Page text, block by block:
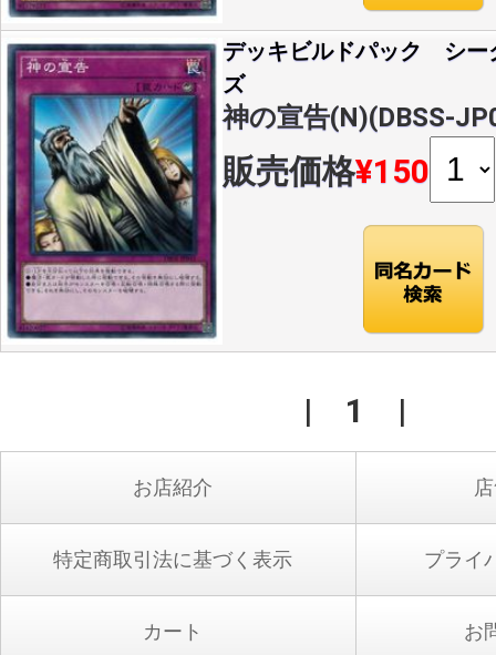
デッキビルドパック シー
ズ
神の宣告(N)(DBSS-
販売価格¥150
| 1 |
お店紹介
特定商取引法に基づく表示 プライ
カート お